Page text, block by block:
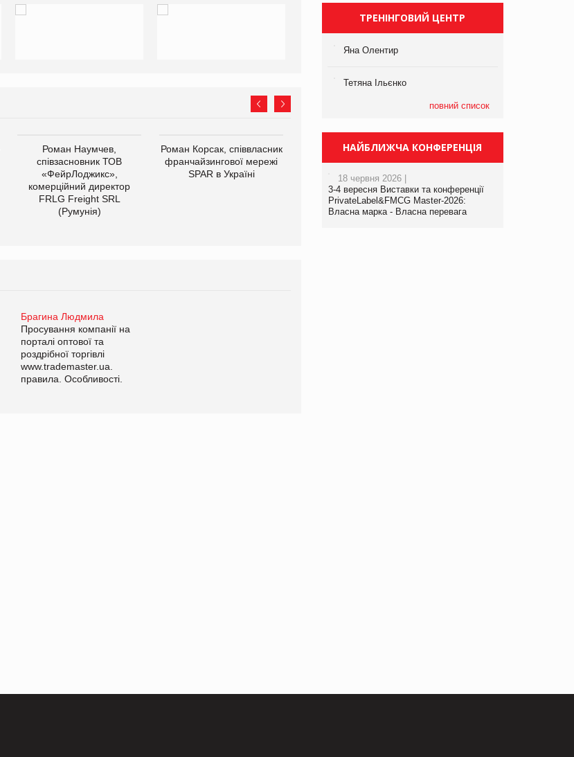
Роман Наумчев,
співзасновник ТОВ
«ФейрЛоджикс»,
комерційний директор
FRLG Freight SRL
(Румунія)
Роман Корсак, співвласник
франчайзингової мережі
SPAR в Україні
Олексій Логачов-Михайлов
Файно маркет Директор
департаменту з
виробництва
Яна Сараніна, директор
компанії «УкраМарин»
Брагина Людмила
Просування компанії на
порталі оптової та
роздрібної торгівлі
www.trademaster.ua.
правила. Особливості.
ТРЕНІНГОВИЙ ЦЕНТР
Яна Олентир
Тетяна Ільєнко
повний список
НАЙБЛИЖЧА КОНФЕРЕНЦІЯ
18 червня 2026 |
3-4 вересня Виставки та конференції
PrivateLabel&FMCG Master-2026:
Власна марка - Власна перевага